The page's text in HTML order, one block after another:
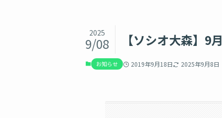
【ソシオ大森】9
2025
9/08
お知らせ 2019年9月18日 2025年9月8日